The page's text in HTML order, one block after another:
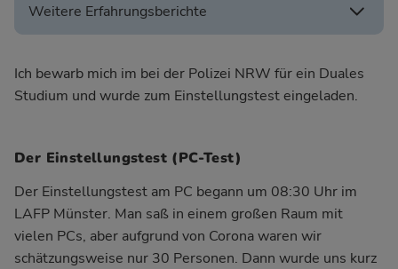
Ich bewarb mich im bei der Polizei NRW für ein Duales
Studium und wurde zum Einstellungstest eingeladen.
Der Einstellungstest (PC-Test)
Der Einstellungstest am PC begann um 08:30 Uhr im
LAFP Münster. Man saß in einem großen Raum mit
vielen PCs, aber aufgrund von Corona waren wir
schätzungsweise nur 30 Personen. Dann wurde uns kurz
Weitere Erfahrungsberichte